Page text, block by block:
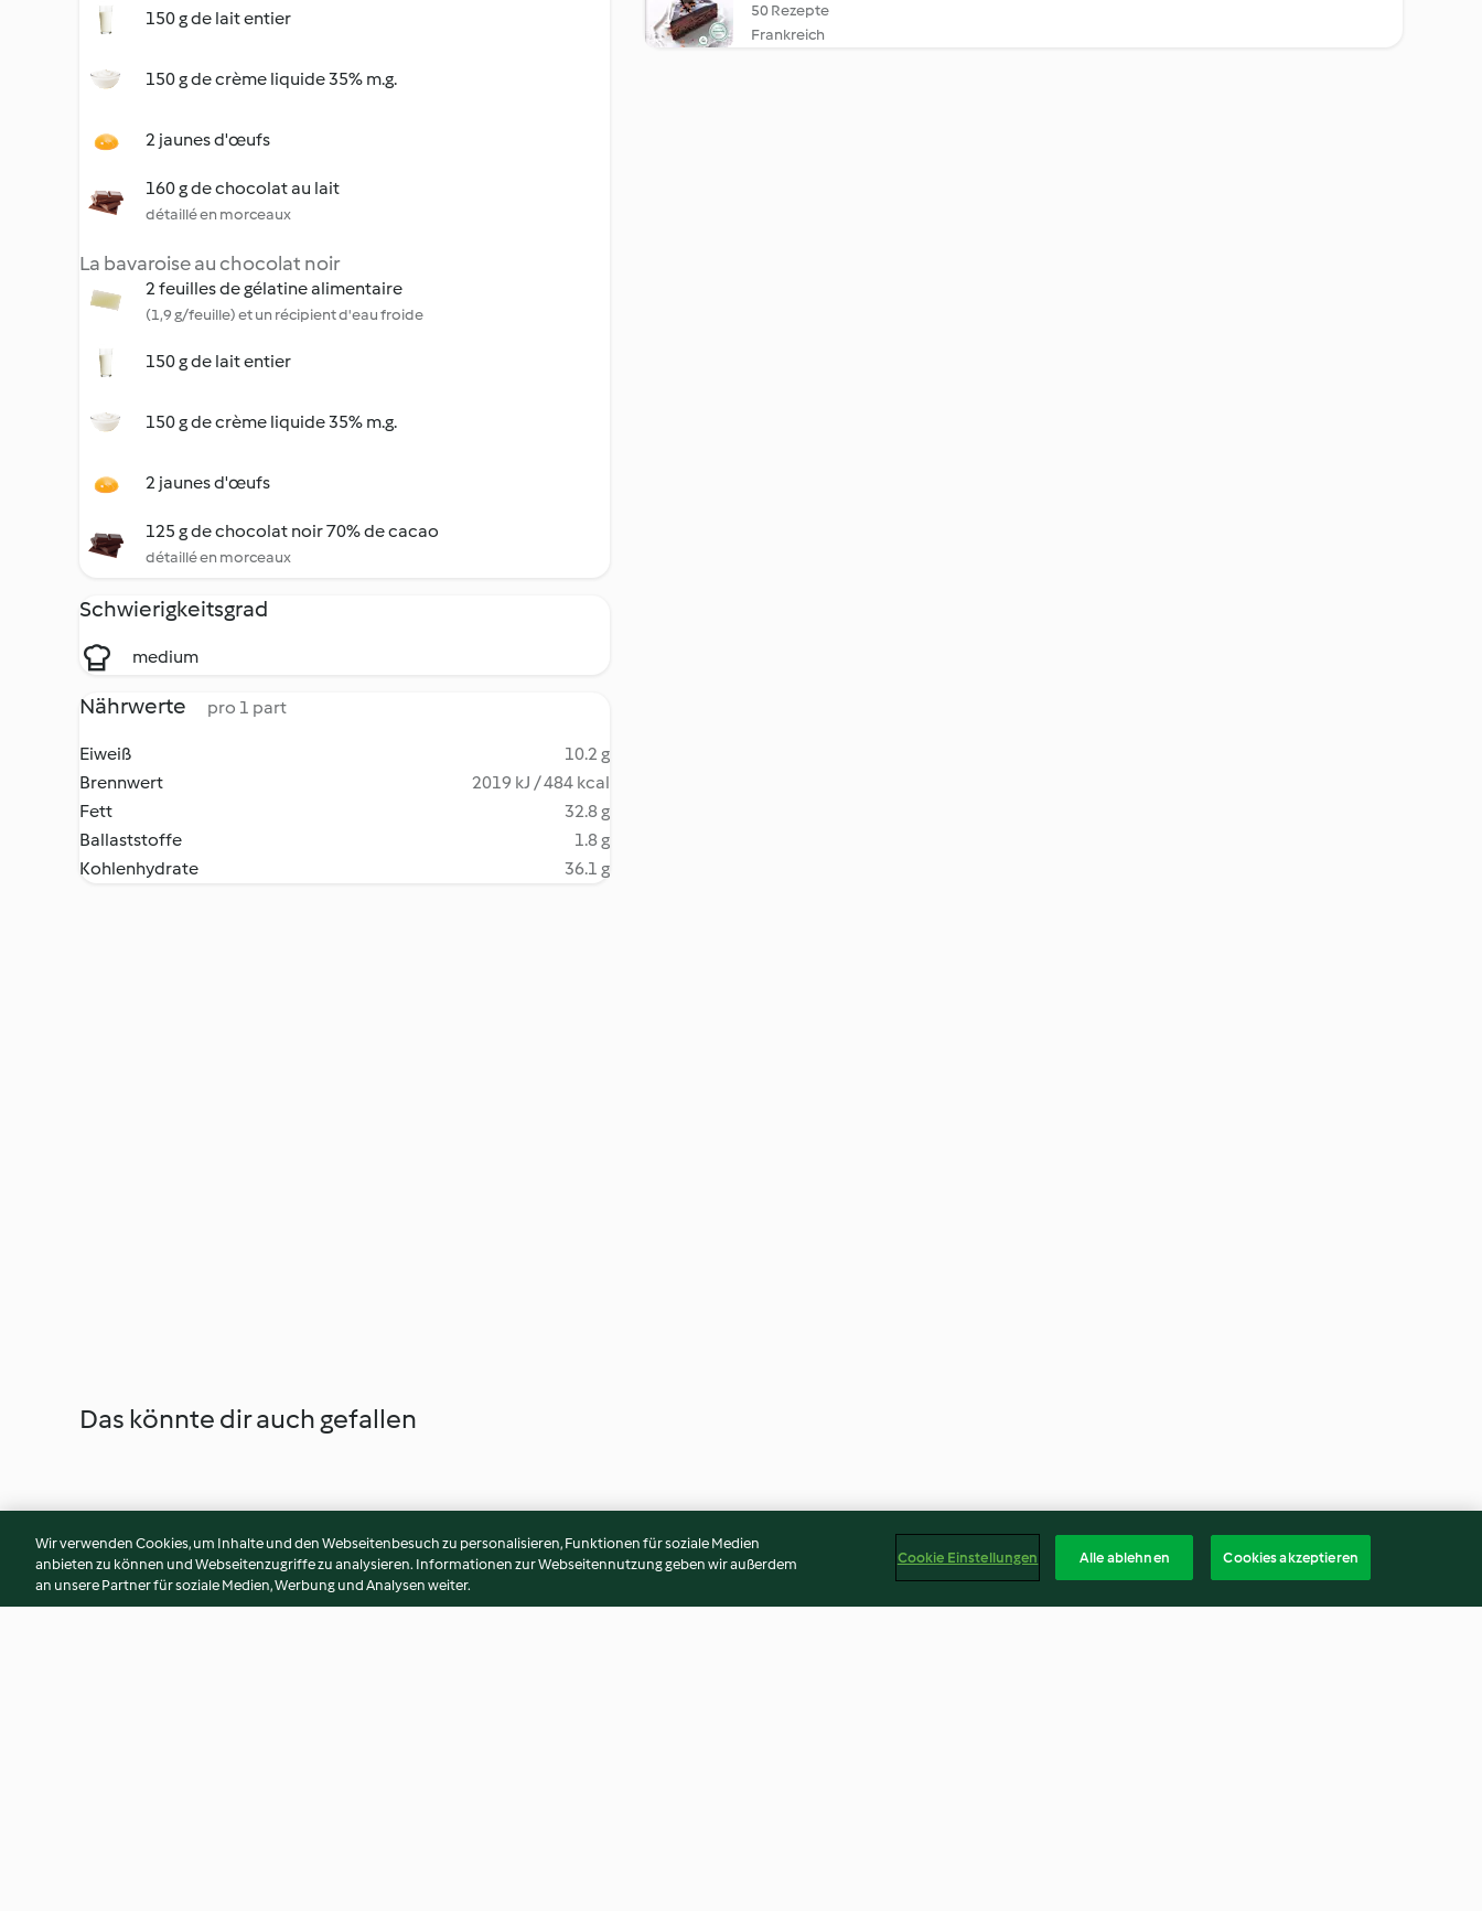
150 g de lait entier
150 g de crème liquide 35% m.g.
2 jaunes d'œufs
160 g de chocolat au lait
détaillé en morceaux
La bavaroise au chocolat noir
2 feuilles de gélatine alimentaire
(1,9 g/feuille) et un récipient d'eau froide
150 g de lait entier
150 g de crème liquide 35% m.g.
2 jaunes d'œufs
125 g de chocolat noir 70% de cacao
détaillé en morceaux
Schwierigkeitsgrad
medium
Nährwerte pro 1 part
Eiweiß
10.2 g
Brennwert
2019 kJ / 484 kcal
Fett
32.8 g
Ballaststoffe
1.8 g
Kohlenhydrate
36.1 g
50 Rezepte
Frankreich
Das könnte dir auch gefallen
Wir verwenden Cookies, um Inhalte und den Webseitenbesuch zu personalisieren, Funktionen für soziale Medien
anbieten zu können und Webseitenzugriffe zu analysieren. Informationen zur Webseitennutzung geben wir außerdem
an unsere Partner für soziale Medien, Werbung und Analysen weiter.
Cookie Einstellungen Alle ablehnen Cookies akzeptieren